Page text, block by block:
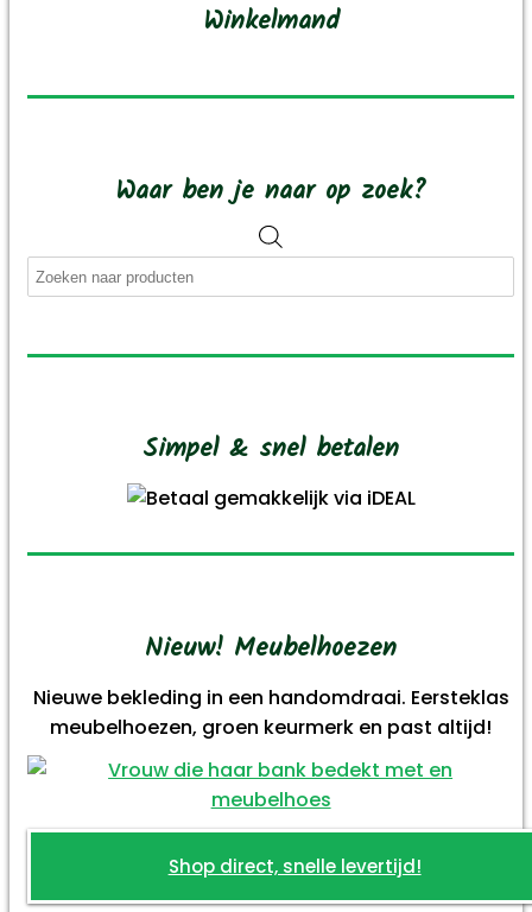
Winkelmand
Waar ben je naar op zoek?
Simpel & snel betalen
Nieuw! Meubelhoezen
Nieuwe bekleding in een handomdraai. Eersteklas
meubelhoezen, groen keurmerk en past altijd!
Shop direct, snelle levertijd!